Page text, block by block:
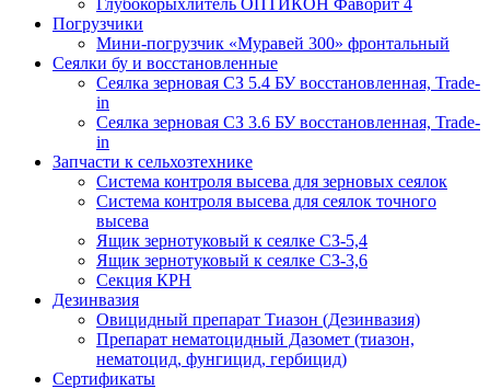
Глубокорыхлитель ОПТИКОН Фаворит 4
Погрузчики
Мини-погрузчик «Муравей 300» фронтальный
Сеялки бу и восстановленные
Сеялка зерновая СЗ 5.4 БУ восстановленная, Trade-
in
Сеялка зерновая СЗ 3.6 БУ восстановленная, Trade-
in
Запчасти к сельхозтехнике
Система контроля высева для зерновых сеялок
Система контроля высева для сеялок точного
высева
Ящик зернотуковый к сеялке СЗ-5,4
Ящик зернотуковый к сеялке СЗ-3,6
Секция КРН
Дезинвазия
Овицидный препарат Тиазон (Дезинвазия)
Препарат нематоцидный Дазомет (тиазон,
нематоцид, фунгицид, гербицид)
Сертификаты